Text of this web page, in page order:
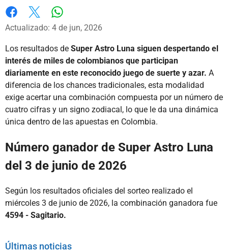
Facebook
X
Actualizado: 4 de jun, 2026
Los resultados de Super Astro Luna siguen despertando el
interés de miles de colombianos que participan
diariamente en este reconocido juego de suerte y azar. A
diferencia de los chances tradicionales, esta modalidad
exige acertar una combinación compuesta por un número de
cuatro cifras y un signo zodiacal, lo que le da una dinámica
única dentro de las apuestas en Colombia.
Número ganador de Super Astro Luna
del 3 de junio de 2026
Según los resultados oficiales del sorteo realizado el
miércoles 3 de junio de 2026, la combinación ganadora fue
4594 - Sagitario.
Últimas noticias